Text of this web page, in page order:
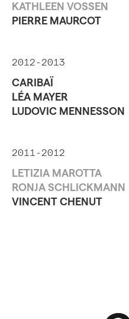
KATHLEEN VOSSEN
PIERRE MAURCOT
2012-2013
CARIBAÏ
LÉA MAYER
LUDOVIC MENNESSON
2011-2012
LETIZIA MAROTTA
RONJA SCHLICKMANN
VINCENT CHENUT